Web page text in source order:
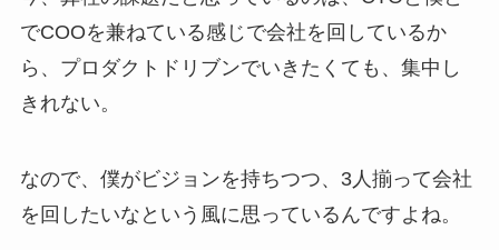
でCOOを兼ねている感じで会社を回しているか
ら、プロダクトドリブンでいきたくても、集中し
きれない。
なので、僕がビジョンを持ちつつ、3人揃って会社
を回したいなという風に思っているんですよね。